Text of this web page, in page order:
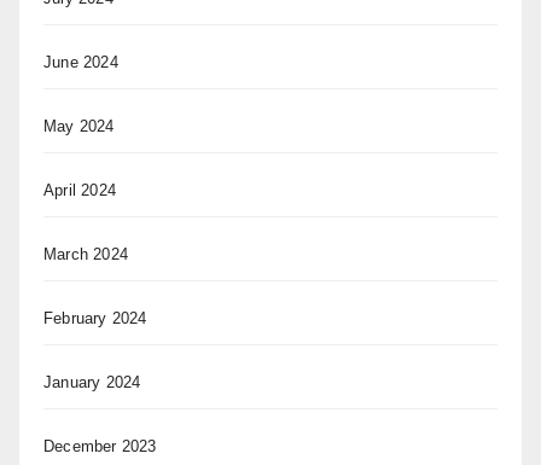
June 2024
May 2024
April 2024
March 2024
February 2024
January 2024
December 2023